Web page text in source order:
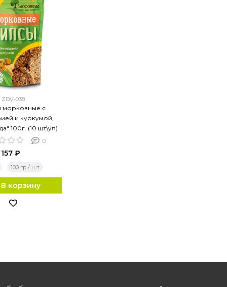
ZDV-038
морковные с
и куркумой,
100г. (10 шт\уп)
0
157 ₽
100 гр / шт
В корзину